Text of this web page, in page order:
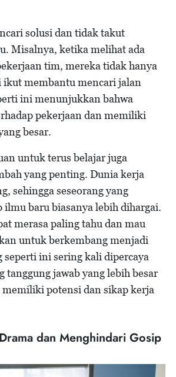
solusi dan tidak takut
Misalnya, ketika melihat ada
tim, mereka tidak hanya
ikut membantu mencari jalan
ini menunjukkan bahwa
pekerjaan dan memiliki
besar.
untuk terus belajar juga
yang penting. Dunia kerja
sehingga seseorang yang
ilmu baru biasanya lebih dihargai.
merasa paling tahu dan mau
untuk berkembang menjadi
seperti ini sering kali dipercaya
tanggung jawab yang lebih besar
memiliki potensi dan sikap kerja
dan Menghindari Gosip